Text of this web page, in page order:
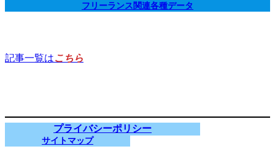
フリーランス関連各種データ
記事一覧はこちら
プライバシーポリシー
サイトマップ